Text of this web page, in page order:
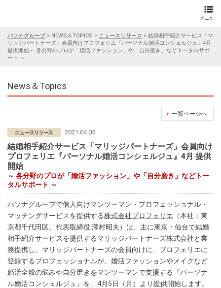
パソナグループ> NEWS＆TOPICS > ニュースリリース > 結婚相手紹介サービス「マ
リッジパートナーズ」会員向けプロフェリエ『パーソナル婚活コンシェルジュ』4月
提供開始～ 各分野のプロが「婚活ファッション」や「自分磨き」などトータルサポ
ート ～
News＆Topics
一覧ページへ
2021.04.05
結婚相手紹介サービス「マリッジパートナーズ」会員向け
プロフェリエ『パーソナル婚活コンシェルジュ』4月 提供
開始
～ 各分野のプロが「婚活ファッション」や「自分磨き」などトー
タルサポート ～
パソナグループで個人向けマンツーマン・プロフェッショナル・
マッチングサービスを提供する株式会社プロフェリエ （本社：東
京都千代田区、代表取締役 澤村昭夫）は、主に東京・仙台で結婚
相手紹介サービスを提供するマリッジパートナーズ株式会社と業
務提携し、マリッジパートナーズの会員向けに、プロフェリエに
登録するプロフェッショナルが、婚活ファッションやメイクなど
婚活全般の悩みや自分磨きをマンツーマンで支援する『パーソナ
ル婚活コンシェルジュ』を、4月5日（月）より提供開始します。